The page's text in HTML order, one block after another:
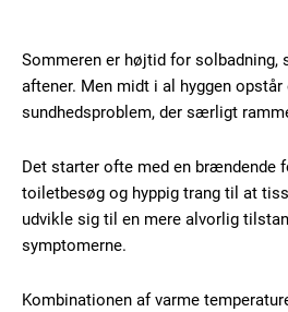
Sommeren er højtid for solbadning,
aftener. Men midt i al hyggen
sundhedsproblem, der særligt
Det starter ofte med en brændende
toiletbesøg og hyppig trang til at
udvikle sig til en mere alvorlig
symptomerne.
Kombinationen af varme